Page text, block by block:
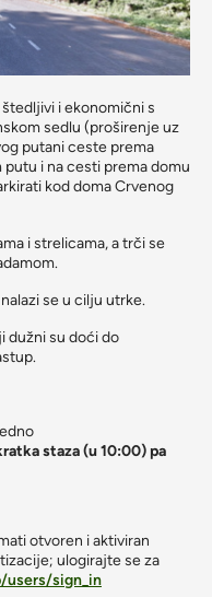
i ekonomični s
sedlu (proširenje uz
putani ceste prema
i na cesti prema domu
kod doma Crvenog
i strelicama, a trči se
se u cilju utrke.
dužni su doći do
staza (u 10:00) pa
otvoren i aktiviran
ulogirajte se za
sign_in